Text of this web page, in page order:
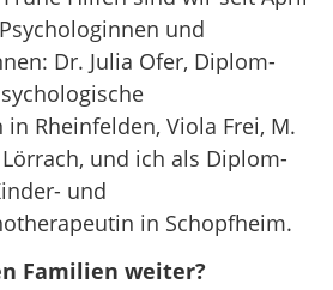
und
Dr. Julia Ofer, Diplom-
Rheinfelden, Viola Frei, M.
und ich als Diplom-
und
in Schopfheim.
Familien weiter?